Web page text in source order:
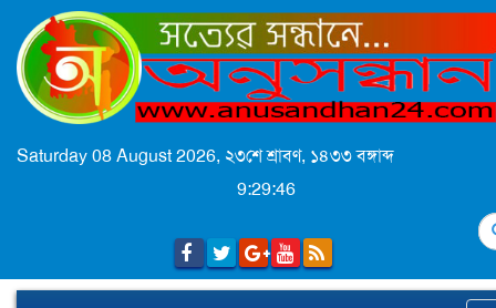
Saturday 08 August 2026, ২৩শে শ্রাবণ, ১৪৩৩ বঙ্গাব্দ
9:29:48